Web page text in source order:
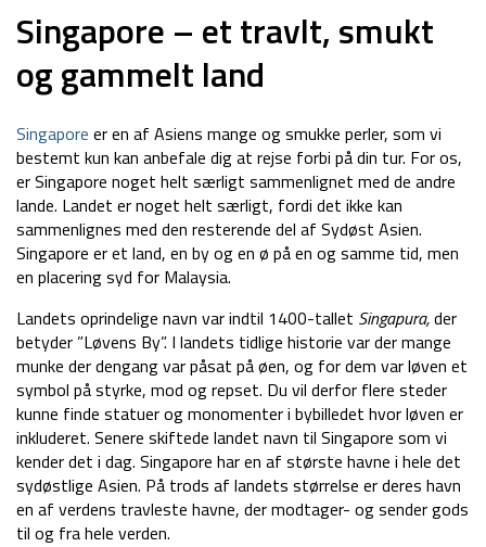
Singapore – et travlt, smukt
og gammelt land
Singapore er en af Asiens mange og smukke perler, som vi
bestemt kun kan anbefale dig at rejse forbi på din tur. For os,
er Singapore noget helt særligt sammenlignet med de andre
lande. Landet er noget helt særligt, fordi det ikke kan
sammenlignes med den resterende del af Sydøst Asien.
Singapore er et land, en by og en ø på en og samme tid, men
en placering syd for Malaysia.
Landets oprindelige navn var indtil 1400-tallet Singapura,der
betyder ”Løvens By”. I landets tidlige historie var der mange
munke der dengang var påsat på øen, og for dem var løven et
symbol på styrke, mod og repset. Du vil derfor flere steder
kunne finde statuer og monomenter i bybilledet hvor løven er
inkluderet. Senere skiftede landet navn til Singapore som vi
kender det i dag. Singapore har en af største havne i hele det
sydøstlige Asien. På trods af landets størrelse er deres havn
en af verdens travleste havne, der modtager- og sender gods
til og fra hele verden.